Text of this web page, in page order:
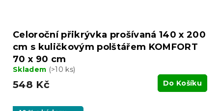
Celoroční přikrývka prošívaná 140 x 200
cm s kuličkovým polštářem KOMFORT
70 x 90 cm
Skladem (>10 ks)
548 Kč Do Košíku